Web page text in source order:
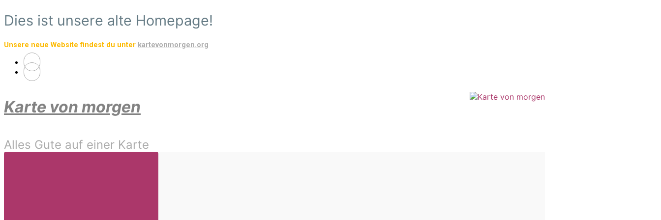
Zum
Hauptinhalt
Dies ist unsere alte Homepage!
Unsere neue Website findest du unter kartevonmorgen.org
Karte von morgen
Alles Gute auf einer Karte